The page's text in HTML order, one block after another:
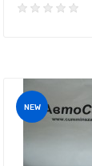
NEW